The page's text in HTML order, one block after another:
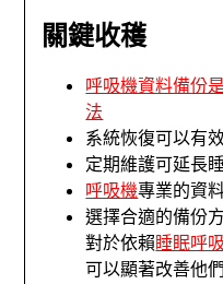
關鍵收穫
呼吸機資料備份
法
系統恢復可以有
定期維護可延長
呼吸機專業的資
選擇合適的備份
對於依賴睡眠呼
可以顯著改善他